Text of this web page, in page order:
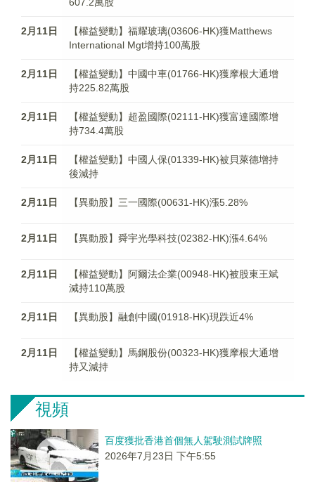
2月11日
【權益變動】福耀玻璃(03606-HK)獲Matthews
International Mgt增持100萬股
2月11日
【權益變動】中國中車(01766-HK)獲摩根大通增
持225.82萬股
2月11日
【權益變動】超盈國際(02111-HK)獲富達國際增
持734.4萬股
2月11日
【權益變動】中國人保(01339-HK)被貝萊德增持
後減持
2月11日 【異動股】三一國際(00631-HK)漲5.28%
2月11日 【異動股】舜宇光學科技(02382-HK)漲4.64%
2月11日
【權益變動】阿爾法企業(00948-HK)被股東王斌
減持110萬股
2月11日 【異動股】融創中國(01918-HK)現跌近4%
2月11日
【權益變動】馬鋼股份(00323-HK)獲摩根大通增
持又減持
視頻
百度獲批香港首個無人駕駛測試牌照
2026年7月23日 下午5:55